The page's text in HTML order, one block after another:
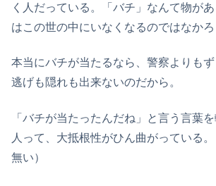
く人だっている。「バチ」なんて物が
はこの世の中にいなくなるのではなかろ
本当にバチが当たるなら、警察よりもず
逃げも隠れも出来ないのだから。
「バチが当たったんだね」と言う言葉
人って、大抵根性がひん曲がっている
無い）